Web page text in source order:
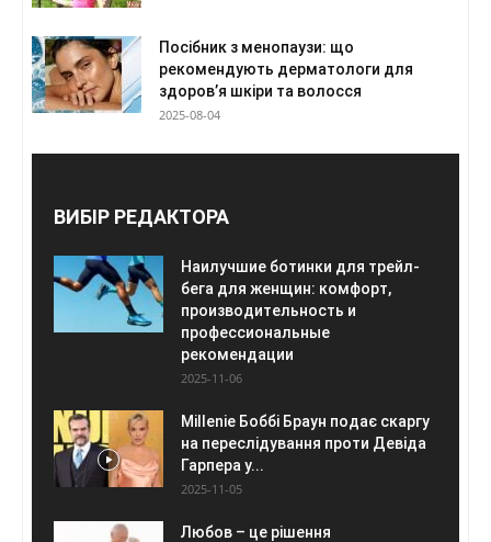
Посібник з менопаузи: що
рекомендують дерматологи для
здоров’я шкіри та волосся
2025-08-04
ВИБІР РЕДАКТОРА
Наилучшие ботинки для трейл-
бега для женщин: комфорт,
производительность и
профессиональные
рекомендации
2025-11-06
Millenie Боббі Браун подає скаргу
на переслідування проти Девіда
Гарпера у...
2025-11-05
Любов – це рішення